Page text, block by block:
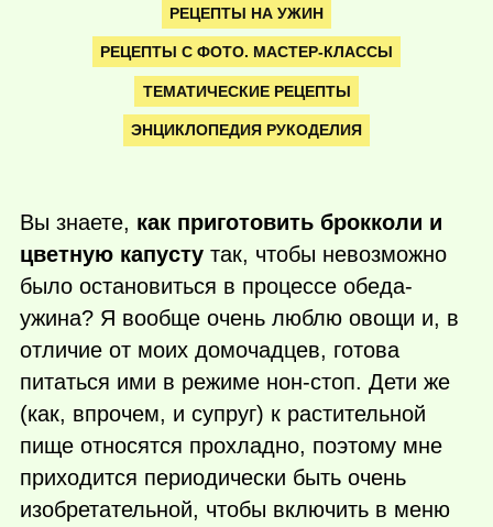
РЕЦЕПТЫ НА УЖИН
РЕЦЕПТЫ С ФОТО. МАСТЕР-КЛАССЫ
ТЕМАТИЧЕСКИЕ РЕЦЕПТЫ
ЭНЦИКЛОПЕДИЯ РУКОДЕЛИЯ
Вы знаете, как приготовить брокколи и
цветную капусту так, чтобы невозможно
было остановиться в процессе обеда-
ужина? Я вообще очень люблю овощи и, в
отличие от моих домочадцев, готова
питаться ими в режиме нон-стоп. Дети же
(как, впрочем, и супруг) к растительной
пище относятся прохладно, поэтому мне
приходится периодически быть очень
изобретательной, чтобы включить в меню